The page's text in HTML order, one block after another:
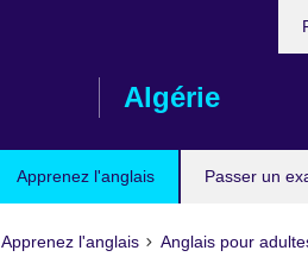
Algérie
Apprenez l'anglais Passer un
Apprenez l'anglais Anglais pour